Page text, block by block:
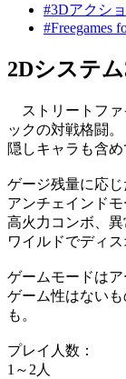
#3Dアクシ
#Freegames
2Dシステ
ストリートファ
ックの対戦格闘。
隠しキャラも含め
ゲージ残量に応
アンチェインドモ
高火力コンボ、
ワイルドでディス
ゲームモードは
ゲーム性はない
も。
プレイ人数：
1～2人